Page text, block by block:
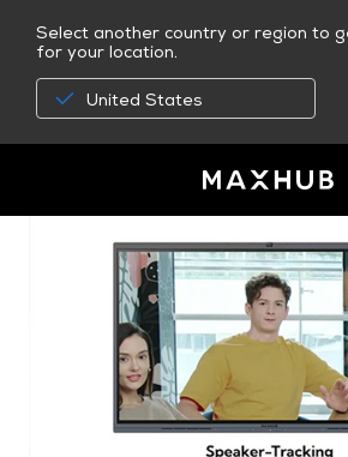
Select another country or region to
for your location.
United States